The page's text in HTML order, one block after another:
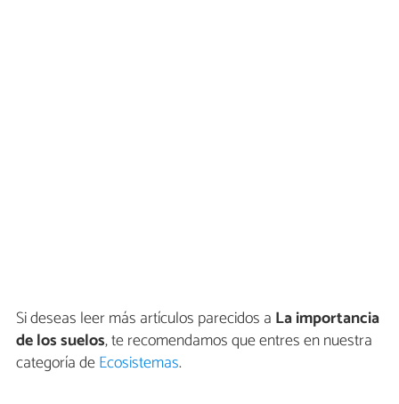
Si deseas leer más artículos parecidos a La importancia
de los suelos, te recomendamos que entres en nuestra
categoría deEcosistemas.